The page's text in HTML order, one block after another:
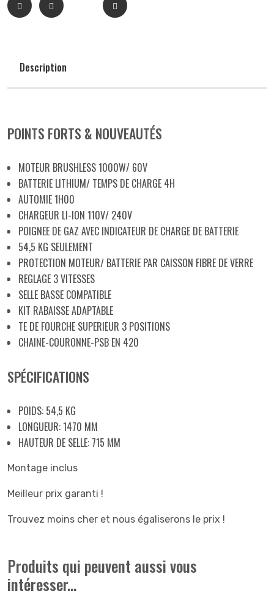
Description
POINTS FORTS & NOUVEAUTÉS
MOTEUR BRUSHLESS 1000W/ 60V
BATTERIE LITHIUM/ TEMPS DE CHARGE 4H
AUTOMIE 1H00
CHARGEUR LI-ION 110V/ 240V
POIGNEE DE GAZ AVEC INDICATEUR DE CHARGE DE BATTERIE
54,5 KG SEULEMENT
PROTECTION MOTEUR/ BATTERIE PAR CAISSON FIBRE DE VERRE
REGLAGE 3 VITESSES
SELLE BASSE COMPATIBLE
KIT RABAISSE ADAPTABLE
TE DE FOURCHE SUPERIEUR 3 POSITIONS
CHAINE-COURONNE-PSB EN 420
SPÉCIFICATIONS
POIDS: 54,5 KG
LONGUEUR: 1470 MM
HAUTEUR DE SELLE: 715 MM
Montage inclus
Meilleur prix garanti !
Trouvez moins cher et nous égaliserons le prix !
Produits qui peuvent aussi vous
intéresser...